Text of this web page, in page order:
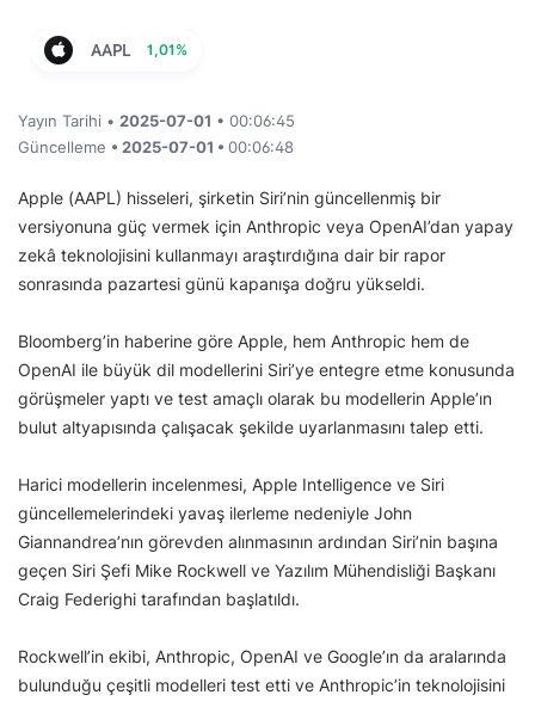
AAPL 1,01%
Yayın Tarihi • 2025-07-01 • 00:06:45
Güncelleme • 2025-07-01 • 00:06:48
Apple (AAPL) hisseleri, şirketin Siri’nin güncellenmiş bir
versiyonuna güç vermek için Anthropic veya OpenAI’dan yapay
zekâ teknolojisini kullanmayı araştırdığına dair bir rapor
sonrasında pazartesi günü kapanışa doğru yükseldi.
Bloomberg’in haberine göre Apple, hem Anthropic hem de
OpenAI ile büyük dil modellerini Siri’ye entegre etme konusunda
görüşmeler yaptı ve test amaçlı olarak bu modellerin Apple’ın
bulut altyapısında çalışacak şekilde uyarlanmasını talep etti.
Harici modellerin incelenmesi, Apple Intelligence ve Siri
güncellemelerindeki yavaş ilerleme nedeniyle John
Giannandrea’nın görevden alınmasının ardından Siri’nin başına
geçen Siri Şefi Mike Rockwell ve Yazılım Mühendisliği Başkanı
Craig Federighi tarafından başlatıldı.
Rockwell’in ekibi, Anthropic, OpenAI ve Google’ın da aralarında
bulunduğu çeşitli modelleri test etti ve Anthropic’in teknolojisini